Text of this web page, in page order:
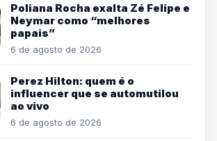
Poliana Rocha exalta Zé Felipe e
Neymar como “melhores
papais”
6 de agosto de 2026
Perez Hilton: quem é o
influencer que se automutilou
ao vivo
6 de agosto de 2026